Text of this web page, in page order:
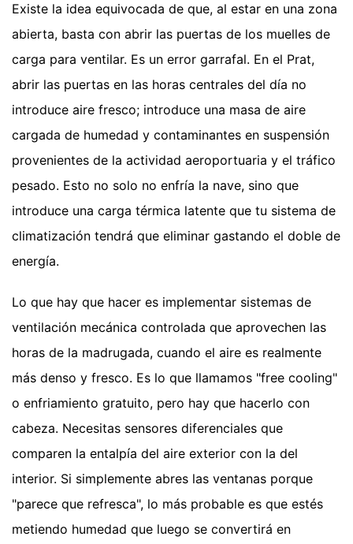
Existe la idea equivocada de que, al estar en una zona
abierta, basta con abrir las puertas de los muelles de
carga para ventilar. Es un error garrafal. En el Prat,
abrir las puertas en las horas centrales del día no
introduce aire fresco; introduce una masa de aire
cargada de humedad y contaminantes en suspensión
provenientes de la actividad aeroportuaria y el tráfico
pesado. Esto no solo no enfría la nave, sino que
introduce una carga térmica latente que tu sistema de
climatización tendrá que eliminar gastando el doble de
energía.
Lo que hay que hacer es implementar sistemas de
ventilación mecánica controlada que aprovechen las
horas de la madrugada, cuando el aire es realmente
más denso y fresco. Es lo que llamamos "free cooling"
o enfriamiento gratuito, pero hay que hacerlo con
cabeza. Necesitas sensores diferenciales que
comparen la entalpía del aire exterior con la del
interior. Si simplemente abres las ventanas porque
"parece que refresca", lo más probable es que estés
metiendo humedad que luego se convertirá en